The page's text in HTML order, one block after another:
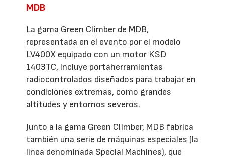
MDB
La gama Green Climber de MDB,
representada en el evento por el modelo
LV400X equipado con un motor KSD
1403TC, incluye portaherramientas
radiocontrolados diseñados para trabajar en
condiciones extremas, como grandes
altitudes y entornos severos.
Junto a la gama Green Climber, MDB fabrica
también una serie de máquinas especiales (la
línea denominada Special Machines), que